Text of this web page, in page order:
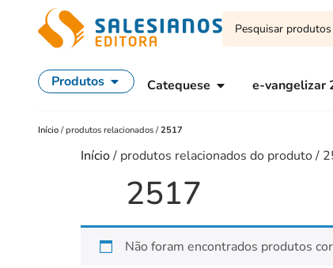
Produtos Catequese e-vangelizar
Início /produtos relacionados /2517
Início/ produtos relacionados do produto /
2517
Não foram encontrados produtos